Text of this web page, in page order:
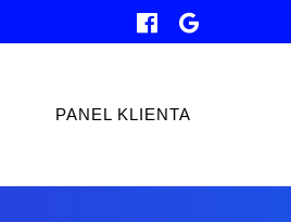
PANEL KLIENTA